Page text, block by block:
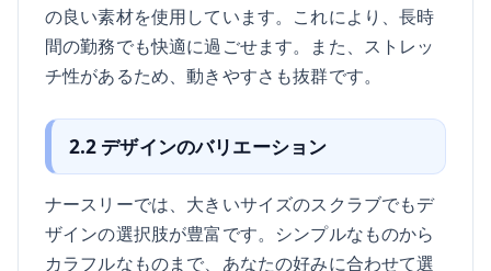
の良い素材を使用しています。これにより、長時
間の勤務でも快適に過ごせます。また、ストレッ
チ性があるため、動きやすさも抜群です。
2.2 デザインのバリエーション
ナースリーでは、大きいサイズのスクラブでもデ
ザインの選択肢が豊富です。シンプルなものから
カラフルなものまで、あなたの好みに合わせて選